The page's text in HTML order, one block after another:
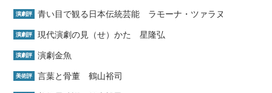
演劇評 青い目で観る日本伝統芸能 ラモーナ・ツァラヌ
演劇評 現代演劇の見（せ）かた 星隆弘
演劇評 演劇金魚
美術評 言葉と骨董 鶴山裕司